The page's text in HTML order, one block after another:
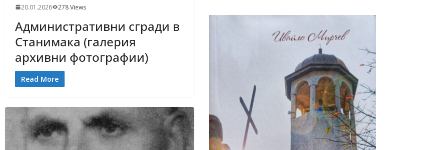
20.01.2026 278 Views
Административни сгради в
Станимака (галерия
архивни фотографии)
Read More